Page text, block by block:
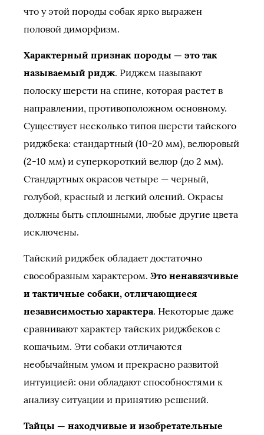
что у этой породы собак ярко выражен
половой диморфизм.
Характерный признак породы — это так
называемый ридж. Риджем называют
полоску шерсти на спине, которая растет в
направлении, противоположном основному.
Существует несколько типов шерсти тайского
риджбека: стандартный (10-20 мм), велюровый
(2-10 мм) и суперкороткий велюр (до 2 мм).
Стандартных окрасов четыре — черный,
голубой, красный и легкий олений. Окрасы
должны быть сплошными, любые другие цвета
исключены.
Тайский риджбек обладает достаточно
своеобразным характером. Это ненавязчивые
и тактичные собаки, отличающиеся
независимостью характера. Некоторые даже
сравнивают характер тайских риджбеков с
кошачьим. Эти собаки отличаются
необычайным умом и прекрасно развитой
интуицией: они обладают способностями к
анализу ситуации и принятию решений.
Тайцы — находчивые и изобретательные